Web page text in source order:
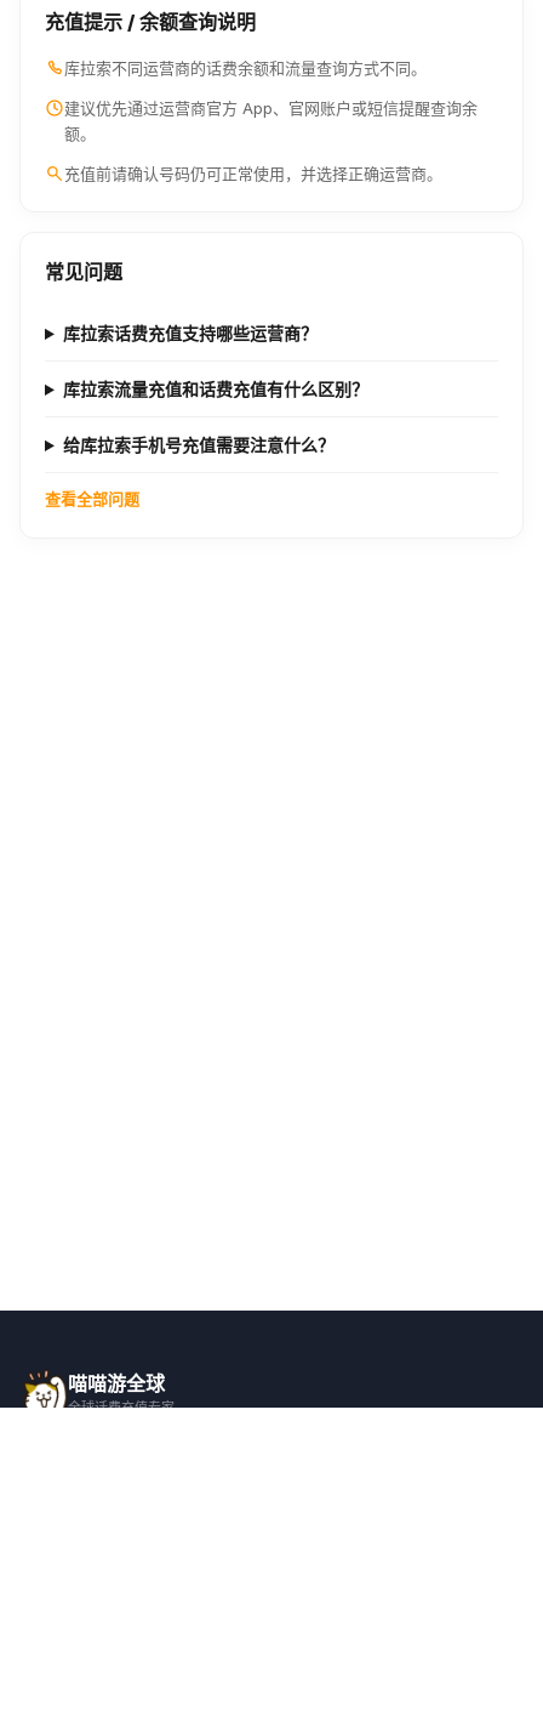
充值提示 / 余额查询说明
库拉索不同运营商的话费余额和流量查询方式不同。
建议优先通过运营商官方 App、官网账户或短信提醒查询余
额。
充值前请确认号码仍可正常使用，并选择正确运营商。
常见问题
库拉索话费充值支持哪些运营商？
库拉索流量充值和话费充值有什么区别？
给库拉索手机号充值需要注意什么？
查看全部问题
喵喵游全球
全球话费充值专家